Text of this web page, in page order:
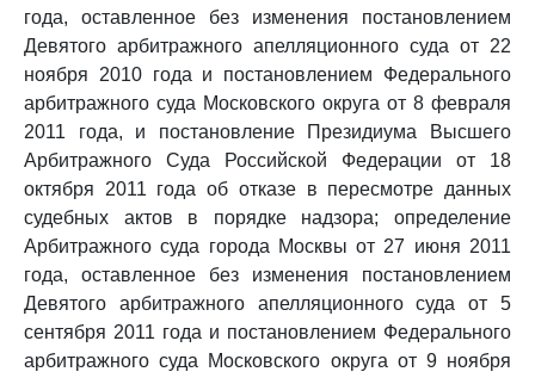
года, оставленное без изменения постановлением
Девятого арбитражного апелляционного суда от 22
ноября 2010 года и постановлением Федерального
арбитражного суда Московского округа от 8 февраля
2011 года, и постановление Президиума Высшего
Арбитражного Суда Российской Федерации от 18
октября 2011 года об отказе в пересмотре данных
судебных актов в порядке надзора; определение
Арбитражного суда города Москвы от 27 июня 2011
года, оставленное без изменения постановлением
Девятого арбитражного апелляционного суда от 5
сентября 2011 года и постановлением Федерального
арбитражного суда Московского округа от 9 ноября